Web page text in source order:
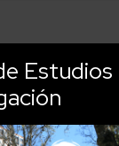
Estudios